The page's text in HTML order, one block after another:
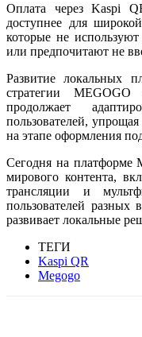
Оплата через Kaspi
доступнее для
которые не
или предпочитают не
Развитие локальных
стратегии
продолжает
пользователей,
на этапе оформления
Сегодня на платформе
мирового контента,
трансляции и
пользователей разных
развивает локальные
ТЕГИ
Kaspi QR
Megogo